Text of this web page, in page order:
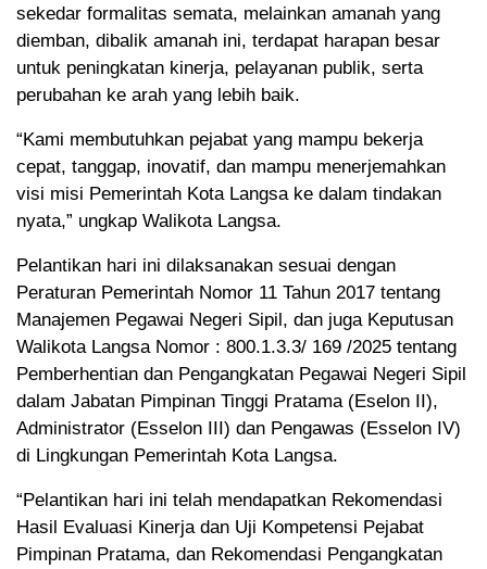
sekedar formalitas semata, melainkan amanah yang
diemban, dibalik amanah ini, terdapat harapan besar
untuk peningkatan kinerja, pelayanan publik, serta
perubahan ke arah yang lebih baik.
“Kami membutuhkan pejabat yang mampu bekerja
cepat, tanggap, inovatif, dan mampu menerjemahkan
visi misi Pemerintah Kota Langsa ke dalam tindakan
nyata,” ungkap Walikota Langsa.
Pelantikan hari ini dilaksanakan sesuai dengan
Peraturan Pemerintah Nomor 11 Tahun 2017 tentang
Manajemen Pegawai Negeri Sipil, dan juga Keputusan
Walikota Langsa Nomor : 800.1.3.3/ 169 /2025 tentang
Pemberhentian dan Pengangkatan Pegawai Negeri Sipil
dalam Jabatan Pimpinan Tinggi Pratama (Eselon II),
Administrator (Esselon III) dan Pengawas (Esselon IV)
di Lingkungan Pemerintah Kota Langsa.
“Pelantikan hari ini telah mendapatkan Rekomendasi
Hasil Evaluasi Kinerja dan Uji Kompetensi Pejabat
Pimpinan Pratama, dan Rekomendasi Pengangkatan